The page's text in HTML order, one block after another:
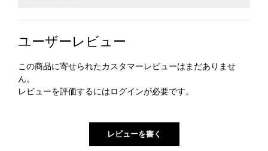
ユーザーレビュー
この商品に寄せられたカスタマーレビューはまだありませ
ん。
レビューを評価するには ログインが必要です。